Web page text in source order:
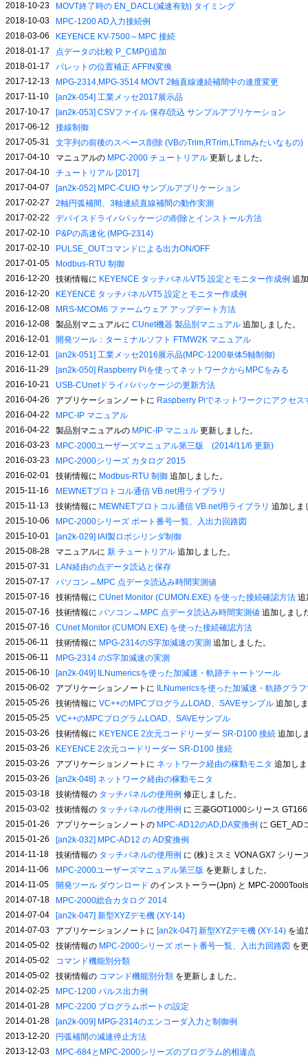
2018-10-23
MOVT終了時の EN_DACL(減速有効) タイミング
2018-10-03
MPC-1200 AD入力接続例
2018-03-06
KEYENCE KV-7500～MPC 接続
2018-01-17
点データの比較 P_CMP()追加
2018-01-17
パレットの位置補正 AFFIN変換
2017-12-13
MPG-2314,MPG-3514 MOVT 2軸直線連続補間中の速度変更
2017-11-10
[an2k-054] 工業メッセ2017展示品
2017-10-17
[an2k-053] CSVファイル 保存/読込 サンプルアプリケーション
2017-06-12
接線制御
2017-05-31
文字列の前後のスペース削除 (VBのTrim,RTrim,LTrimみたいなもの)
2017-04-10
マニュアルの MPC-2000 チュートリアル 更新しました。
2017-04-10
チュートリアル [2017]
2017-04-07
[an2k-052] MPC-CUIO サンプルアプリケーション
2017-02-27
2軸円弧補間、3軸連続直線補間の動作実測
2017-02-22
デバイスドライバパッケージの削除とインストール方法
2017-02-10
P&Pの高速化 (MPG-2314)
2017-02-10
PULSE_OUTコマンドによる出力ON/OFF
2017-01-05
Modbus-RTU 制御
2016-12-20
技術情報に KEYENCE タッチパネルVT5 設定とモニター作成例 追
2016-12-20
KEYENCE タッチパネルVT5 設定とモニター作成例
2016-12-08
MRS-MCOM6 ファームウェア アップデート方法
2016-12-08
製品別マニュアルに CUnet機器 製品別マニュアル 追加しました。
2016-12-01
開発ツール：ターミナルソフト FTMW2K マニュアル
2016-12-01
[an2k-051] 工業メッセ2016展示品(MPC-1200単体5軸制御)
2016-11-29
[an2k-050] Raspberry Piを使ってネットワークからMPCをみる
2016-10-21
USB-CUnetドライバパッケージの更新方法
2016-04-26
アプリケーションノートに Raspberry Piでネットワークにアクセス
2016-04-22
MPC-IP マニュアル
2016-04-22
製品別マニュアルの MPIC-IP マニュル 更新しました。
2016-03-23
MPC-2000ユーザーズマニュアル第三版 (2014/11/6 更新)
2016-03-23
MPC-2000シリーズ カタログ 2015
2016-02-01
技術情報に Modbus-RTU 制御 追加しました。
2015-11-16
MEWNETプロトコル通信 VB.net用ライブラリ
2015-11-13
技術情報に MEWNETプロトコル通信 VB.net用ライブラリ 追加しま
2015-10-06
MPC-2000シリーズ ポート番号一覧、入出力回路図
2015-10-01
[an2k-029] IAI製ロボシリンダ制御
2015-08-28
マニュアルに 新 チュートリアル 追加しました。
2015-07-31
LAN経由の点データ読込と保存
2015-07-17
パソコン→MPC 点データ読込み時間実測値
2015-07-16
技術情報に CUnet Monitor (CUMON.EXE) を使った接続確認方法 追
2015-07-16
技術情報に パソコン→MPC 点データ読込み時間実測値 追加しまし
2015-07-16
CUnet Monitor (CUMON.EXE) を使った接続確認方法
2015-06-11
技術情報に MPG-2314のS字加減速の実測 追加しました。
2015-06-11
MPG-2314 のS字加減速の実測
2015-06-10
[an2k-049] ILNumericsを使った加減速・軌跡チャートツール
2015-06-02
アプリケーションノートに
ILNumericsを使った加減速・軌跡グラ
2015-05-26
技術情報に VC++のMPCプログラムLOAD、SAVEサンプル 追加し
2015-05-25
VC++のMPCプログラムLOAD、SAVEサンプル
2015-03-26
技術情報に KEYENCE 2次元コードリーダー SR-D100 接続 追加し
2015-03-26
KEYENCE 2次元コードリーダー SR-D100 接続
2015-03-26
アプリケーションノートに ネットワーク経由の稼動モニタ 追加し
2015-03-26
[an2k-048] ネットワーク経由の稼動モニタ
2015-03-18
技術情報の タッチパネルの使用例 修正しました。
2015-03-02
技術情報の タッチパネルの使用例 に 三菱GOT1000シリース
2015-01-26
アプリケーションノートの MPC-AD12のAD,DA変換例 に GET_AD
2015-01-26
[an2k-032] MPC-AD12 の AD変換例
2014-11-18
技術情報の タッチパネルの使用例 に (株)ミスミ VONA GX7 シリー
2014-11-06
MPC-2000ユーザーズマニュアル第三版 を更新しました。
2014-11-05
開発ツール ダウンロード のインストーラー(Jpn) と MPC-
2014-07-18
MPC-2000総合カタログ 2014
2014-07-04
[an2k-047] 新型XYZデモ機 (XY-14)
2014-07-03
アプリケーションノートに [an2k-047] 新型XYZデモ機 (XY-14) を追
2014-05-02
技術情報の MPC-2000シリーズ ポート番号一覧、入出力回路図 を
2014-05-02
コマンド機能別分類
2014-05-02
技術情報の コマンド機能別分類 を更新しました。
2014-02-25
MPC-1200 パルス出力例
2014-01-28
MPC-2200 プログラムポートの設定
2014-01-28
[an2k-009] MPG-2314のエンコーダ入力と制御例
2013-12-20
円弧補間の減速停止方法
2013-12-03
MPC-684とMPC-2000シリーズのプログラム的相違点